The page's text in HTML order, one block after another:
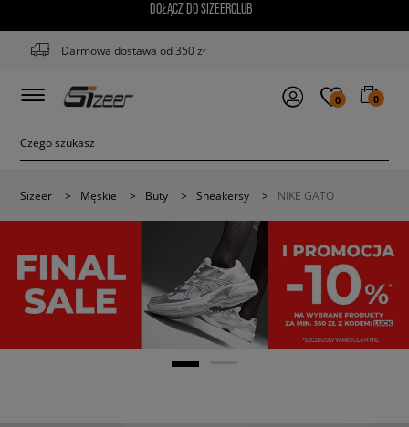
DOŁĄCZ DO SIZEERCLUB
Darmowa dostawa od 350 zł
0 0
Sizeer > Męskie > Buty > Sneakersy > NIKE GATO